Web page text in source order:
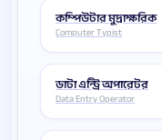
কম্পিউটার মুদ্রাক্ষরিক
Computer Typist
ডাটা এন্ট্রি অপারেটর
Data Entry Operator